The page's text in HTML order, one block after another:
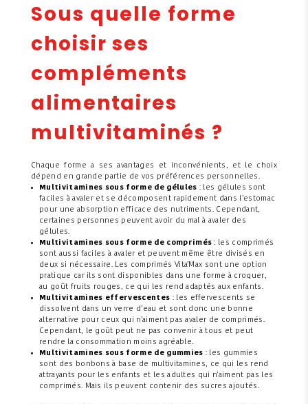
Sous quelle forme
choisir ses
compléments
alimentaires
multivitaminés ?
Chaque forme a ses avantages et inconvénients, et le choix
dépend en grande partie de vos préférences personnelles.
Multivitamines sous forme de gélules : les gélules sont
faciles à avaler et se décomposent rapidement dans l’estomac
pour une absorption efficace des nutriments. Cependant,
certaines personnes peuvent avoir du mal à avaler des
gélules.
Multivitamines sous forme de comprimés : les comprimés
sont aussi faciles à avaler et peuvent même être divisés en
deux si nécessaire. Les comprimés Vita’Max sont une option
pratique car ils sont disponibles dans une forme à croquer,
au goût fruits rouges, ce qui les rend adaptés aux enfants.
Multivitamines effervescentes : les effervescents se
dissolvent dans un verre d’eau et sont donc une bonne
alternative pour ceux qui n’aiment pas avaler de comprimés.
Cependant, le goût peut ne pas convenir à tous et peut
rendre la consommation moins agréable.
Multivitamines sous forme de gummies : les gummies
sont des bonbons à base de multivitamines, ce qui les rend
attrayants pour les enfants et les adultes qui n’aiment pas les
comprimés. Mais ils peuvent contenir des sucres ajoutés.